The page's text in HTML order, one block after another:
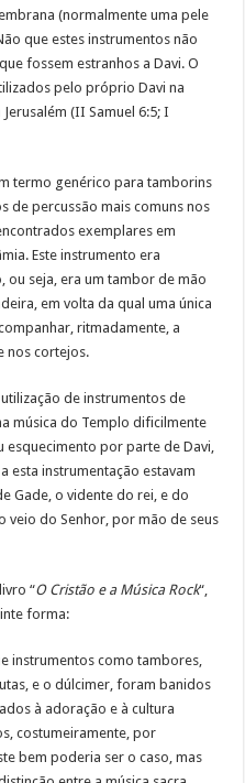
(normalmente uma pele
que estes instrumentos não
fossem estranhos a Davi. O
pelo próprio Davi na
(II Samuel 6:5; I
termo genérico para tamborins
de percussão mais comuns nos
exemplares em
Este instrumento era
seja, era um tambor de mão
em volta da qual uma única
ritmadamente, a
nos cortejos.
de instrumentos de
música do Templo dificilmente
por parte de Davi,
esta instrumentação estavam
Gade, o vidente do rei, e do
veio do Senhor, por mão de seus
“O Cristão e a Música Rock“,
forma:
instrumentos como tambores,
e o dúlcimer, foram banidos
à adoração e à cultura
costumeiramente, por
bem poderia ser o caso, mas